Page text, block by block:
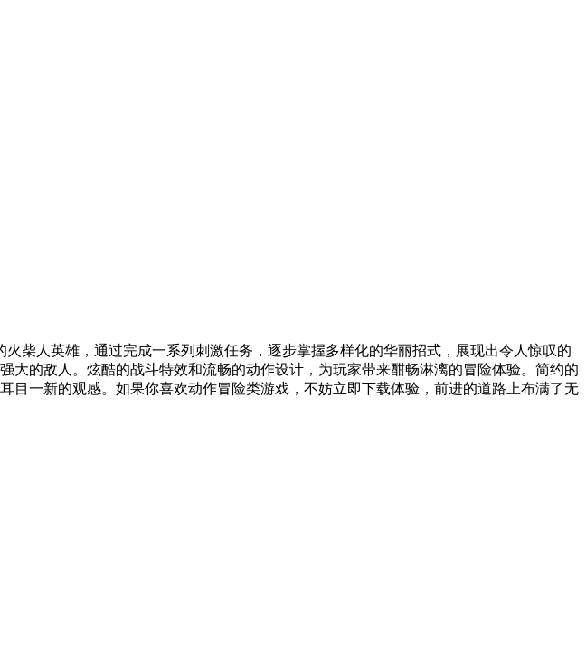
柴人英雄，通过完成一系列刺激任务，逐步掌握多样化的华丽招式，展现出令人惊叹的
的敌人。炫酷的战斗特效和流畅的动作设计，为玩家带来酣畅淋漓的冒险体验。简约的
一新的观感。如果你喜欢动作冒险类游戏，不妨立即下载体验，前进的道路上布满了无